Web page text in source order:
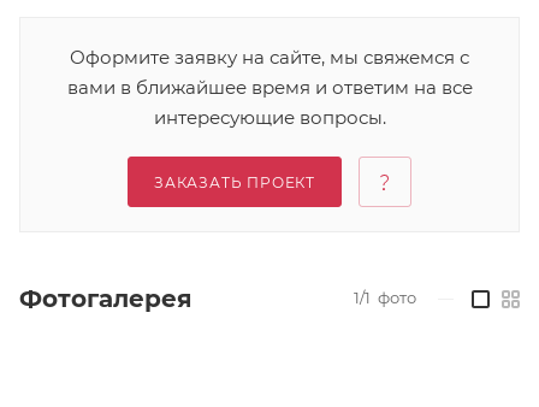
Оформите заявку на сайте, мы свяжемся с
вами в ближайшее время и ответим на все
интересующие вопросы.
ЗАКАЗАТЬ ПРОЕКТ
Фотогалерея 1/1 фото